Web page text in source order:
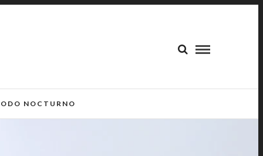
NOCTURNO